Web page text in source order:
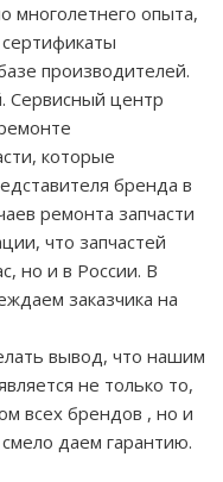
многолетнего опыта,
производителей.
Сервисный центр
которые
бренда в
ремонта запчасти
что запчастей
но и в России. В
заказчика на
вывод, что нашим
не только то,
всех брендов , но и
даем гарантию.